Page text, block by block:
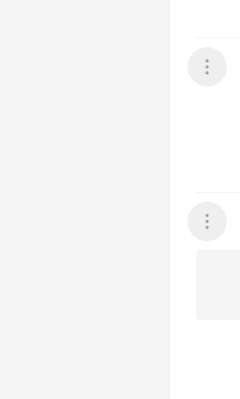
عرض القائمة
عرض القائمة